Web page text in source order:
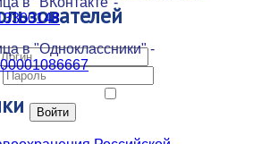
Войти
в "Одноклассники" -